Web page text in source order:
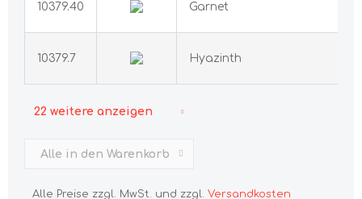
10379.40 Garnet
10379.7 Hyazinth
Alle Preise zzgl. MwSt. und zzgl. Versandkosten
22 weitere anzeigen
Alle in den Warenkorb